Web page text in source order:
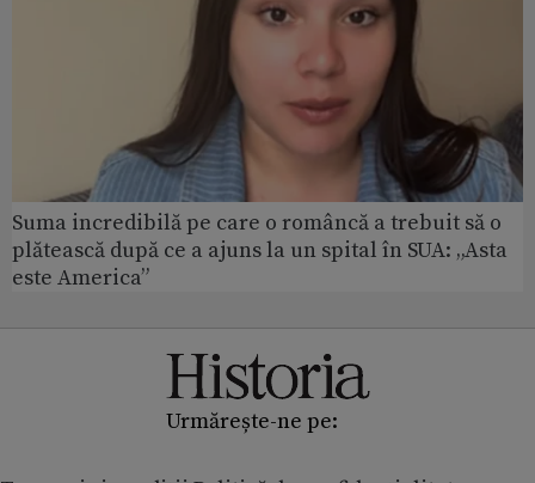
Suma incredibilă pe care o româncă a trebuit să o
plătească după ce a ajuns la un spital în SUA: „Asta
este America”
Urmărește-ne pe: